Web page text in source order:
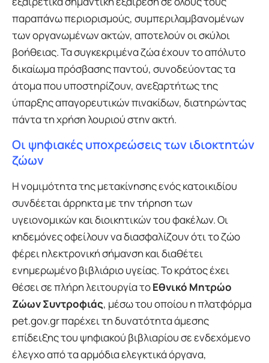
παραπάνω περιορισμούς, συμπεριλαμβανομένων
των οργανωμένων ακτών, αποτελούν οι σκύλοι
βοήθειας. Τα συγκεκριμένα ζώα έχουν το απόλυτο
δικαίωμα πρόσβασης παντού, συνοδεύοντας τα
άτομα που υποστηρίζουν, ανεξαρτήτως της
ύπαρξης απαγορευτικών πινακίδων, διατηρώντας
πάντα τη χρήση λουριού στην ακτή.
Οι ψηφιακές υποχρεώσεις των ιδιοκτητών
ζώων
Η νομιμότητα της μετακίνησης ενός κατοικιδίου
συνδέεται άρρηκτα με την τήρηση των
υγειονομικών και διοικητικών του φακέλων. Οι
κηδεμόνες οφείλουν να διασφαλίζουν ότι το ζώο
φέρει ηλεκτρονική σήμανση και διαθέτει
ενημερωμένο βιβλιάριο υγείας. Το κράτος έχει
θέσει σε πλήρη λειτουργία τοΕθνικό Μητρώο
Ζώων Συντροφιάς, μέσω του οποίου η πλατφόρμα
pet.gov.gr παρέχει τη δυνατότητα άμεσης
επίδειξης του ψηφιακού βιβλιαρίου σε ενδεχόμενο
έλεγχο από τα αρμόδια ελεγκτικά όργανα,